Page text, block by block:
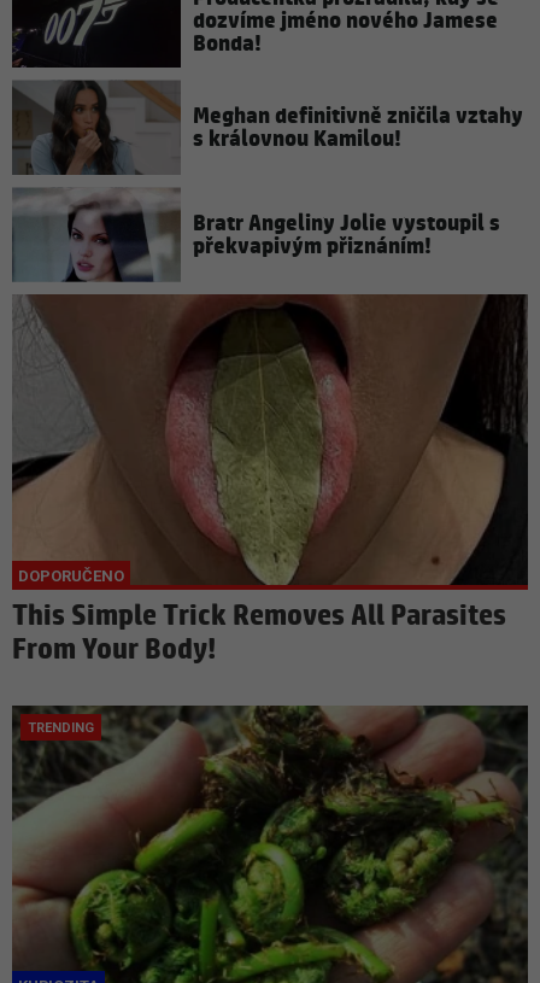
dozvíme jméno nového Jamese
Bonda!
Meghan definitivně zničila vztahy
s královnou Kamilou!
Bratr Angeliny Jolie vystoupil s
překvapivým přiznáním!
This Simple Trick Removes All Parasites
From Your Body!